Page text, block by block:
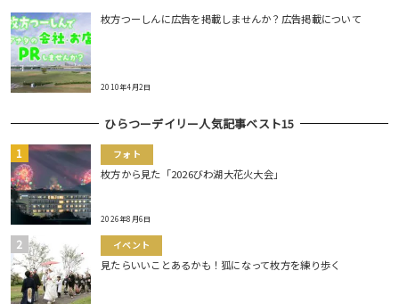
枚方つーしんに広告を掲載しませんか？広告掲載について
2010年4月2日
ひらつーデイリー人気記事ベスト15
フォト
枚方から見た「2026びわ湖大花火大会」
2026年8月6日
イベント
見たらいいことあるかも！狐になって枚方を練り歩く